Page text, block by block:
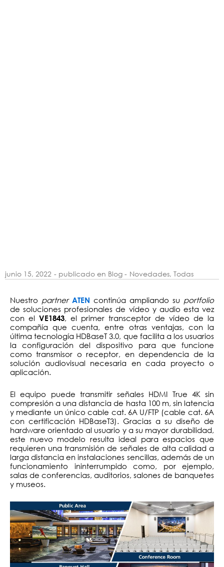
junio 15, 2022 - publicado en Blog - Novedades, Todas
Nuestro partner ATEN continúa ampliando su portfolio
de soluciones profesionales de vídeo y audio esta vez
con el VE1843, el primer transceptor de vídeo de la
compañía que cuenta, entre otras ventajas, con la
última tecnología HDBaseT 3.0, que facilita a los usuarios
la configuración del dispositivo para que funcione
como transmisor o receptor, en dependencia de la
solución audiovisual necesaria en cada proyecto o
aplicación.
El equipo puede transmitir señales HDMI True 4K sin
compresión a una distancia de hasta 100 m, sin latencia
y mediante un único cable cat. 6A U/FTP (cable cat. 6A
con certificación HDBaseT3). Gracias a su diseño de
hardware orientado al usuario y a su mayor durabilidad,
este nuevo modelo resulta ideal para espacios que
requieren una transmisión de señales de alta calidad a
larga distancia en instalaciones sencillas, además de un
funcionamiento ininterrumpido como, por ejemplo,
salas de conferencias, auditorios, salones de banquetes
y museos.